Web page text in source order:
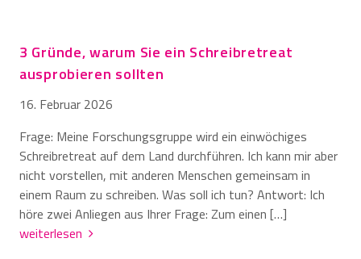
3 Gründe, warum Sie ein Schreibretreat
ausprobieren sollten
16. Februar 2026
Frage: Meine Forschungsgruppe wird ein einwöchiges
Schreibretreat auf dem Land durchführen. Ich kann mir aber
nicht vorstellen, mit anderen Menschen gemeinsam in
einem Raum zu schreiben. Was soll ich tun? Antwort: Ich
höre zwei Anliegen aus Ihrer Frage: Zum einen […]
weiterlesen